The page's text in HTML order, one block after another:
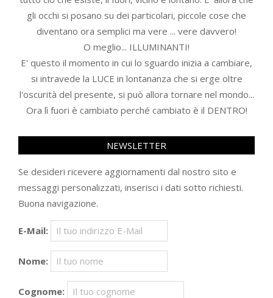
gli occhi si posano su dei particolari, piccole cose che
diventano ora semplici ma vere ... vere davvero!
O meglio... ILLUMINANTI!
E' questo il momento in cui lo sguardo inizia a cambiare,
si intravede la LUCE in lontananza che si erge oltre
l'oscurità del presente, si può allora tornare nel mondo...
Ora lì fuori è cambiato perché cambiato è il DENTRO!
NEWSLETTER
Se desideri ricevere aggiornamenti dal nostro sito e
messaggi personalizzati, inserisci i dati sotto richiesti.
Buona navigazione.
E-Mail:
Nome:
Cognome: